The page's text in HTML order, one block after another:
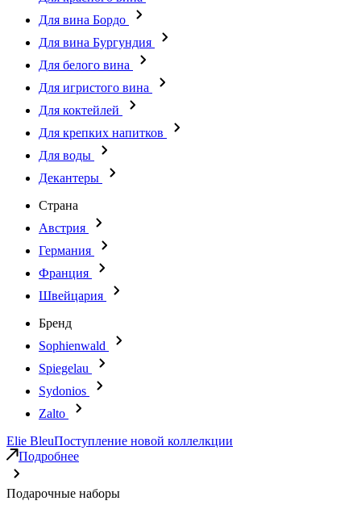
Для вина Бордо
Для вина Бургундия
Для белого вина
Для игристого вина
Для коктейлей
Для крепких напитков
Для воды
Декантеры
Страна
Австрия
Германия
Франция
Швейцария
Бренд
Sophienwald
Spiegelau
Sydonios
Zalto
Elie BleuПоступление новой коллелкции
Подробнее
Подарочные наборы